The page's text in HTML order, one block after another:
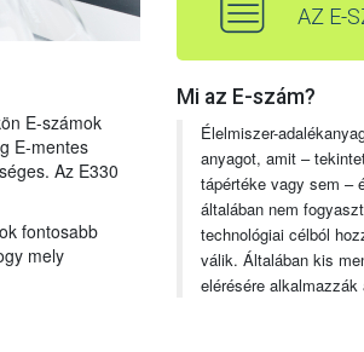
E-számok
E-mentes
Az E330
fontosabb
mely
AZ E-
Mi az E-szám?
Élelmiszer-
anyagot, amit –
tápértéke vagy sem –
általában nem
technológiai célból
válik. Általában kis
elérésére alkalmazzák